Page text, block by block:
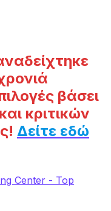
βάσει
κριτικών
! Δείτε εδώ